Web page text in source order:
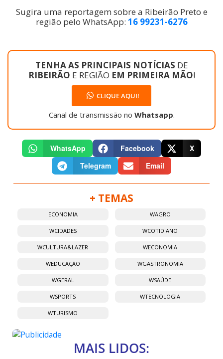
Sugira uma reportagem sobre a Ribeirão Preto e
região pelo WhatsApp: 16 99231-6276
TENHA AS PRINCIPAIS NOTÍCIAS DE
RIBEIRÃO E REGIÃO EM PRIMEIRA MÃO!
CLIQUE AQUI!
Canal de transmissão no Whatsapp.
WhatsApp Facebook
X
Telegram
Email
+ TEMAS
ECONOMIA WAGRO
WCIDADES WCOTIDIANO
WCULTURA&LAZER WECONOMIA
WEDUCAÇÃO WGASTRONOMIA
WGERAL WSAÚDE
WSPORTS WTECNOLOGIA
WTURISMO
MAIS LIDOS: